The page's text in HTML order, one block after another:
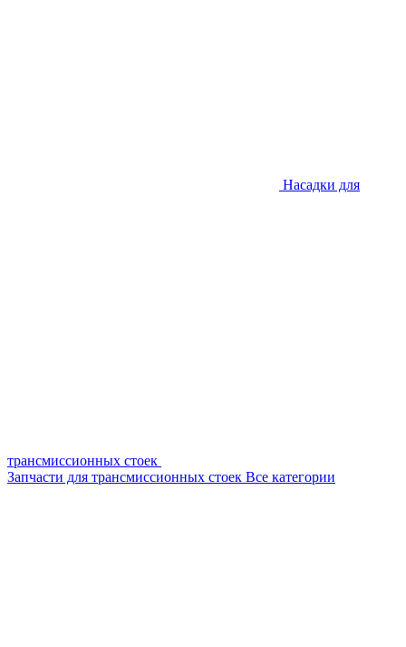
Насадки для
трансмиссионных стоек
Запчасти для трансмиссионных стоек Все категории